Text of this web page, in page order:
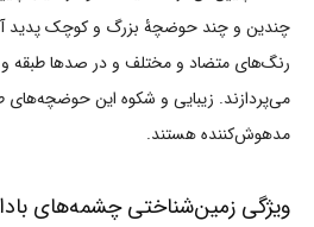
چندین و چند حوضچۀ بزرگ و کوچک پدید
رنگ‌های متضاد و مختلف و در صدها طبقه
می‌پردازند. زیبایی و شکوه این حوضچه‌های
مدهوش‌کننده هستند.
ویژگی زمین‌شناختی چشمه‌های